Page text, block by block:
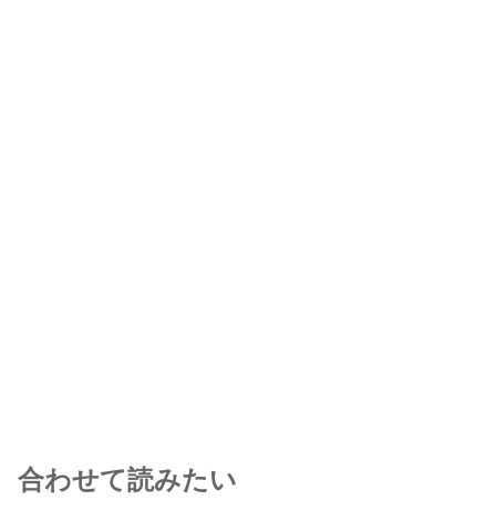
合わせて読みたい